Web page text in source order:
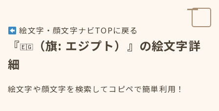
絵文字・顔文字ナビTOPに戻る
『
（旗: エジプト）』の絵文字詳
細
絵文字や顔文字を検索してコピペで簡単利用！